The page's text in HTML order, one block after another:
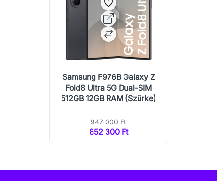
Samsung F976B Galaxy Z
Fold8 Ultra 5G Dual-SIM
512GB 12GB RAM (Szürke)
947 000 Ft
852 300 Ft